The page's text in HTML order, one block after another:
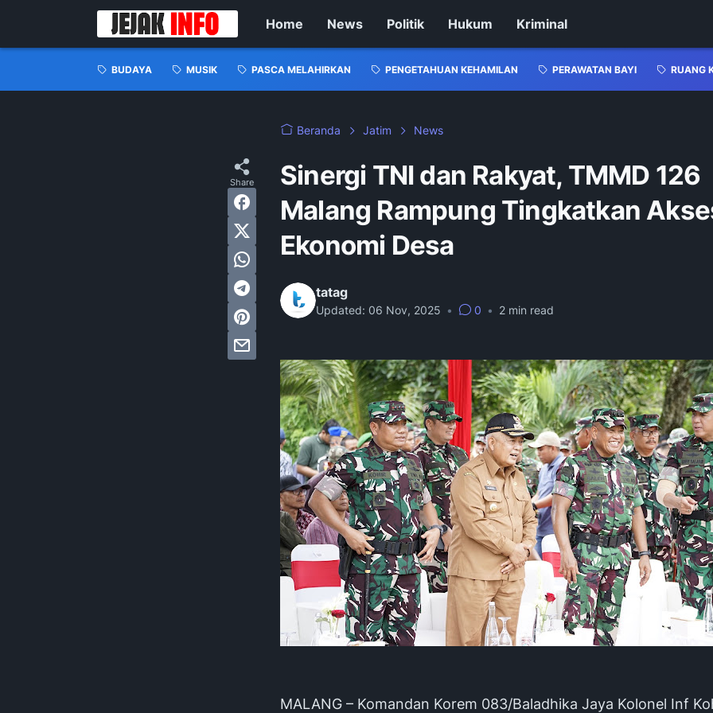
Home News Politik Hukum Kriminal
BUDAYA MUSIK PASCA MELAHIRKAN PENGETAHUAN KEHAMILAN PERAWATAN BAYI RUANG
Beranda Jatim News
Sinergi TNI dan Rakyat, TMMD 126
Malang Rampung Tingkatkan
Ekonomi Desa
tatag
Updated: 06 Nov, 2025 • 0 • 2 min read
MALANG – Komandan Korem 083/Baladhika Jaya Kolonel Inf